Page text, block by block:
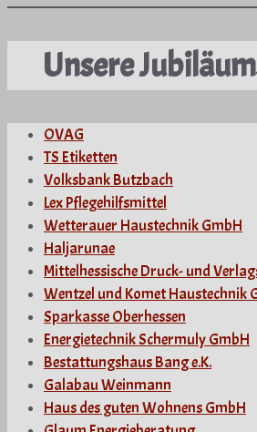
Unsere
OVAG
TS Etiketten
Volksbank Butzbach
Lex Pflegehilfsmittel
Wetterauer Haustechnik GmbH
Haljarunae
Mittelhessische Druck- und
Wentzel und Komet Haustechnik
Sparkasse Oberhessen
Energietechnik Schermuly GmbH
Bestattungshaus Bang e.K.
Galabau Weinmann
Haus des guten Wohnens GmbH